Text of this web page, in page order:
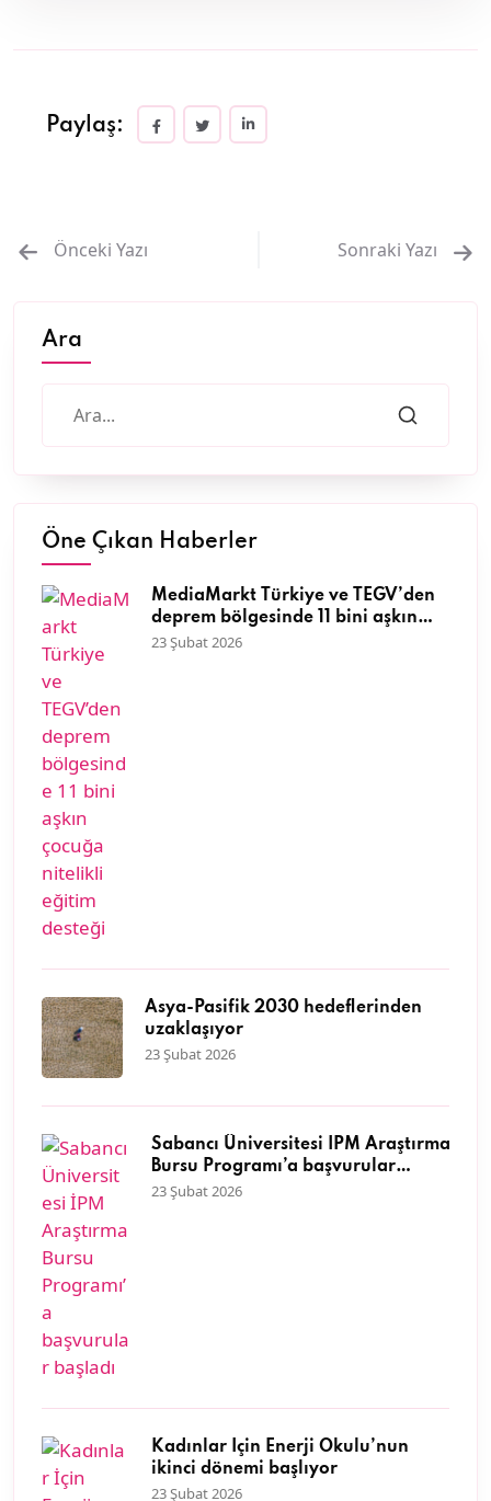
Paylaş:
Önceki Yazı Sonraki Yazı
Ara
Öne Çıkan Haberler
MediaMarkt Türkiye ve TEGV’den
deprem bölgesinde 11 bini aşkın
çocuğa nitelikli eğitim desteği
23 Şubat 2026
Asya-Pasifik 2030 hedeflerinden
uzaklaşıyor
23 Şubat 2026
Sabancı Üniversitesi İPM Araştırma
Bursu Programı’a başvurular
başladı
23 Şubat 2026
Kadınlar İçin Enerji Okulu’nun
ikinci dönemi başlıyor
23 Şubat 2026